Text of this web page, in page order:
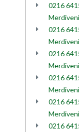
0216
Merdiveni
0216
Merdiveni
0216
Merdiveni
0216
Merdiveni
0216
Merdiveni
0216